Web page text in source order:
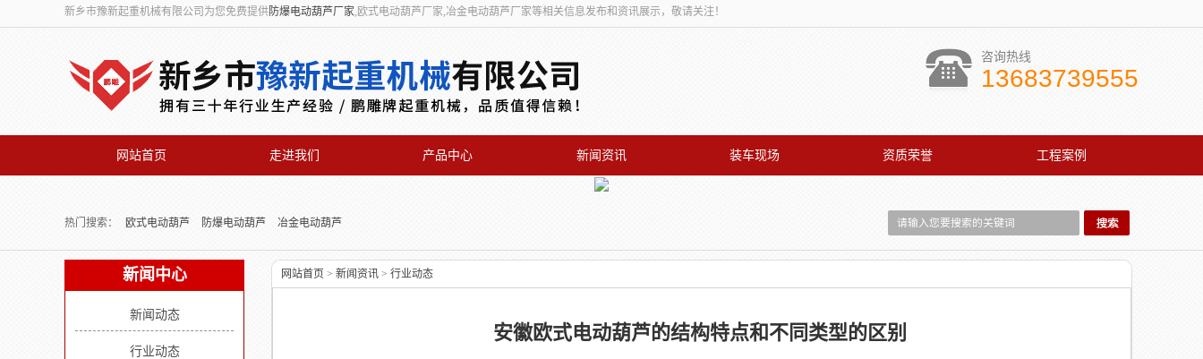
新乡市豫新起重机械有限公司为您免费提供防爆电动葫芦厂家,欧式电动葫芦厂家,冶金电动葫芦厂家等相关信息发布和资讯展示，敬请关注！
咨询热线
13683739555
网站首页 走进我们 产品中心 新闻资讯 装车现场 资质荣誉 工程案例
热门搜索： 欧式电动葫芦 防爆电动葫芦 冶金电动葫芦
新闻中心
新闻动态
行业动态
网站首页 > 新闻资讯 > 行业动态
安徽欧式电动葫芦的结构特点和不同类型的区别